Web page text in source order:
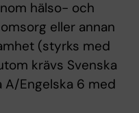
hälso- och
eller annan
(styrks med
krävs Svenska
A/Engelska 6 med